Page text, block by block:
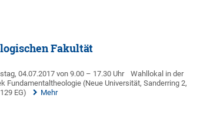
Fakultät
04.07.2017 von 9.00 – 17.30 Uhr
Wahllokal in der
Fundamentaltheologie (Neue Universität, Sanderring 2,
EG)
Mehr